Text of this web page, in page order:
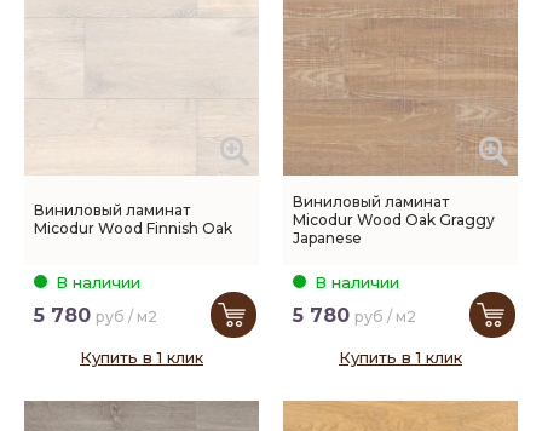
Виниловый ламинат
Micodur Wood Finnish Oak
В наличии
5 780 руб / м2
Купить в 1 клик
Виниловый ламинат
Micodur Wood Oak Graggy
Japanese
В наличии
5 780 руб / м2
Купить в 1 клик